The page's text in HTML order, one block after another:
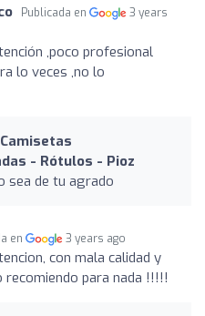
Publicada en
3 years
,poco profesional
lo veces ,no lo
- Rótulos - Pioz
sea de tu agrado
en 3 years ago
con mala calidad y
para nada !!!!!